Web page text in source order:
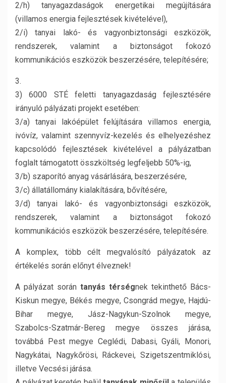
2/h) tanyagazdaságok energetikai megújítására
(villamos energia fejlesztések kivételével),
2/i) tanyai lakó- és vagyonbiztonsági eszközök,
rendszerek, valamint a biztonságot fokozó
kommunikációs eszközök beszerzésére, telepítésére;
3.
3) 6000 STÉ feletti tanyagazdaság fejlesztésére
irányuló pályázati projekt esetében:
3/a) tanyai lakóépület felújítására villamos energia,
ivóvíz, valamint szennyvíz-kezelés és elhelyezéshez
kapcsolódó fejlesztések kivételével a pályázatban
foglalt támogatott összköltség legfeljebb 50%-ig,
3/b) szaporító anyag vásárlására, beszerzésére,
3/c) állatállomány kialakítására, bővítésére,
3/d) tanyai lakó- és vagyonbiztonsági eszközök,
rendszerek, valamint a biztonságot fokozó
kommunikációs eszközök beszerzésére, telepítésére.
A komplex, több célt megvalósító pályázatok az
értékelés során előnyt élveznek!
A pályázat során tanyás térségnek tekinthető Bács-
Kiskun megye, Békés megye, Csongrád megye, Hajdú-
Bihar megye, Jász-Nagykun-Szolnok megye,
Szabolcs-Szatmár-Bereg megye összes járása,
továbbá Pest megye Ceglédi, Dabasi, Gyáli, Monori,
Nagykátai, Nagykőrösi, Ráckevei, Szigetszentmiklósi,
illetve Vecsési járása.